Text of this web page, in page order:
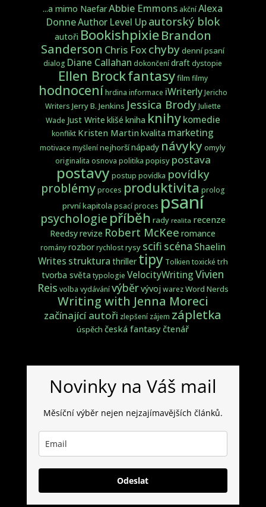
...a mimo NaefarAbbie Emmons akční Alexa
DonneAuthor Level Upautorský blok
autoři BookishpixieBrandon
Sanderson Chris Foxchybydenní psaní
dialog Diane Callahan dokončení draft dystopie
Ellen Brockfantasyfilm filmy
hodnoceníhrdina informace iWriterlyJericho
Writers Jerry B. Jenkins Jessica BrodyJuliette
Wade Just Write klišé kniha knihykomedie
konflikt Kristen Martinkvalita marketing
motivace myšlení nejhoršínápady návyky omyly
originalita osnova politika popisy postava
postavy postup povídka povídky
problémyproces produktivita prolog
první kapitola psací proces psaní
psychologie příběh rady realita recenze
Reedsyrevize Robert McKee romance
rományrozborrychlostrysy scifi scéna Shaelin
Writes struktura thriller tipy Tolkien toxické trh
tvorba světa typologie VelocityWriting Vivien
Reis volba vydávánívýběrvývoj warezWord Nerds
Writing with Jenna Moreci
začínající autoři zlepšení zájem zápletka
úspěch česká fantasyčtenář
Novinky na Váš mail
Měsíční výběr nejen nejzajímavějších článků.
Odeslat